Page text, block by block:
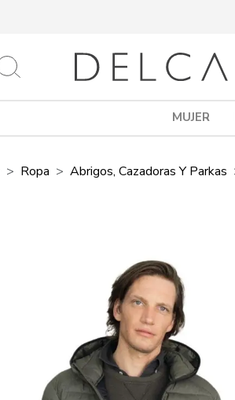
MUJER
Ropa Abrigos, Cazadoras Y Parkas